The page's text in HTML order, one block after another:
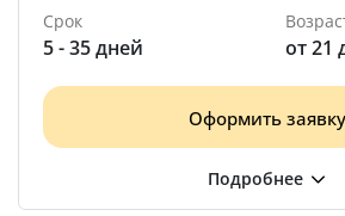
Срок
5 - 35 дней от 21
Оформить заявку